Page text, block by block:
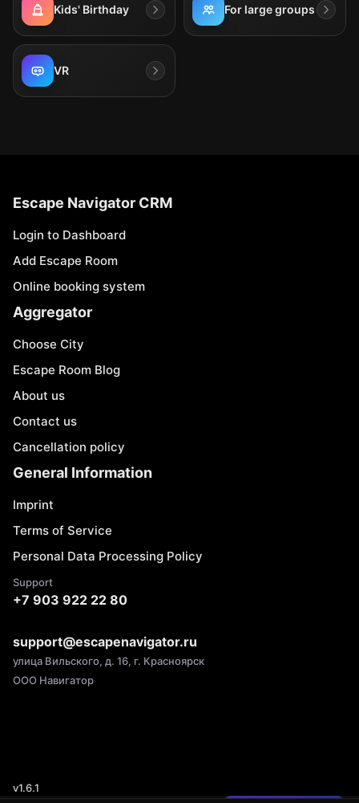
Kids' Birthday For large groups
VR
Escape Navigator CRM
Login to Dashboard
Add Escape Room
Online booking system
Aggregator
Choose City
Escape Room Blog
About us
Contact us
Cancellation policy
General Information
Imprint
Terms of Service
Personal Data Processing Policy
Support
+7 903 922 22 80
support@escapenavigator.ru
улица Вильского, д. 16, г. Красноярск
ООО Навигатор
v1.6.1